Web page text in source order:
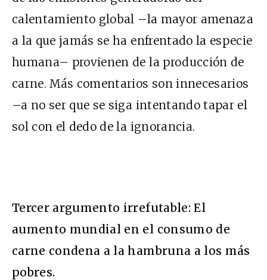
calentamiento global –la mayor amenaza
a la que jamás se ha enfrentado la especie
humana– provienen de la producción de
carne. Más comentarios son innecesarios
–a no ser que se siga intentando tapar el
sol con el dedo de la ignorancia.
Tercer argumento irrefutable: El
aumento mundial en el consumo de
carne condena a la hambruna a los más
pobres.